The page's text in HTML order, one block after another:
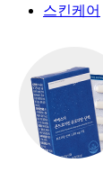
스킨케어